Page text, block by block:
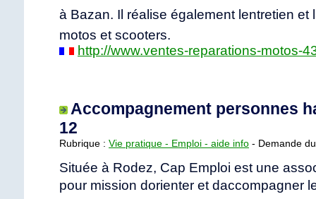
à Bazan. Il réalise également lentretien et
motos et scooters.
http://www.ventes-reparations-motos-
Accompagnement personnes
12
Rubrique : Vie pratique - Emploi - aide info - Demande
Située à Rodez, Cap Emploi est une
pour mission dorienter et daccompagner